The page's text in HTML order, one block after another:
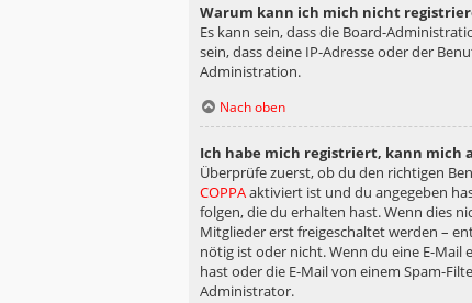
Warum kann ich mich nicht
Es kann sein, dass die Board-
sein, dass deine IP-Adresse oder der
Administration.
Nach oben
Ich habe mich registriert, kann mich
Überprüfe zuerst, ob du den richtigen
COPPAaktiviert ist und du angegeben
folgen, die du erhalten hast. Wenn dies
Mitglieder erst freigeschaltet werden –
nötig ist oder nicht. Wenn du eine E-
hast oder die E-Mail von einem Spam-
Administrator.